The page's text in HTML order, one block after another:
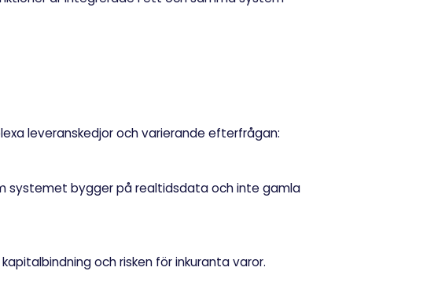
leveranskedjor och varierande efterfrågan:
systemet bygger på realtidsdata och inte gamla
och risken för inkuranta varor.